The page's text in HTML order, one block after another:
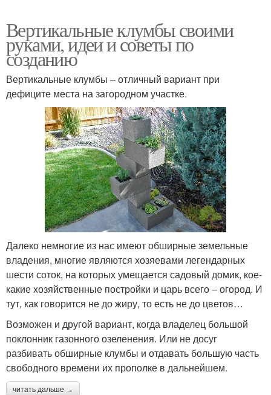
Вертикальные клумбы своими
руками, идеи и советы по
созданию
Вертикальные клумбы – отличный вариант при
дефиците места на загородном участке.
Далеко немногие из нас имеют обширные земельные
владения, многие являются хозяевами легендарных
шести соток, на которых умещается садовый домик, кое-
какие хозяйственные постройки и царь всего – огород. И
тут, как говорится не до жиру, то есть не до цветов…
Возможен и другой вариант, когда владелец большой
поклонник газонного озеленения. Или не досуг
разбивать обширные клумбы и отдавать большую часть
свободного времени их прополке в дальнейшем.
читать дальше →